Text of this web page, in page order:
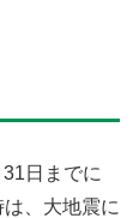
日までに
、大地震に